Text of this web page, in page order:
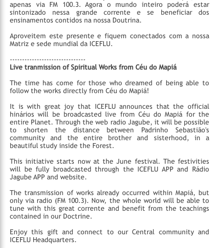
apenas via FM 100.3. Agora o mundo inteiro poderá estar
sintonizado nessa grande corrente e se beneficiar dos
ensinamentos contidos na nossa Doutrina.
Aproveitem este presente e fiquem conectados com a nossa
Matriz e sede mundial da ICEFLU.
-------------------------------
Live tranmission of Spiritual Works from Céu do Mapiá
The time has come for those who dreamed of being able to
follow the works directly from Céu do Mapiá!
It is with great joy that ICEFLU announces that the official
hinários will be broadcasted live from Céu do Mapiá for the
entire Planet. Through the web radio Jagube, it will be possible
to shorten the distance between Padrinho Sebastião's
community and the entire brother and sisterhood, in a
beautiful study inside the Forest.
This initiative starts now at the June festival. The festivities
will be fully broadcasted through the ICEFLU APP and Rádio
Jagube APP and website.
The transmission of works already occurred within Mapiá, but
only via radio (FM 100.3). Now, the whole world will be able to
tune with this great corrente and benefit from the teachings
contained in our Doctrine.
Enjoy this gift and connect to our Central community and
ICEFLU Headquarters.